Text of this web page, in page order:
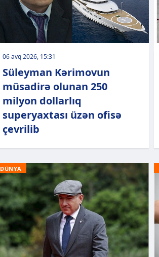
06 avq 2026, 15:31
Süleyman Kərimovun
müsadirə olunan 250
milyon dollarlıq
superyaxtası üzən ofisə
çevrilib
DÜNYA